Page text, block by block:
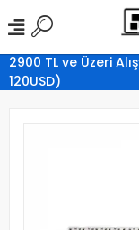
2900 TL ve Üzeri
120USD)